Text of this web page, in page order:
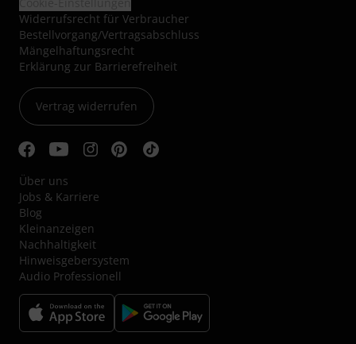
Widerrufsrecht für Verbraucher
Bestellvorgang/Vertragsabschluss
Mängelhaftungsrecht
Erklärung zur Barrierefreiheit
Vertrag widerrufen
Über uns
Jobs & Karriere
Blog
Kleinanzeigen
Nachhaltigkeit
Hinweisgebersystem
Audio Professionell